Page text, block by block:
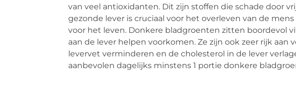
van veel antioxidanten. Dit zijn stoffen die schade door
gezonde lever is cruciaal voor het overleven van de
voor het leven. Donkere bladgroenten zitten boordevol
aan de lever helpen voorkomen. Ze zijn ook zeer rijk aan
levervet verminderen en de cholesterol in de lever
aanbevolen dagelijks minstens 1 portie donkere